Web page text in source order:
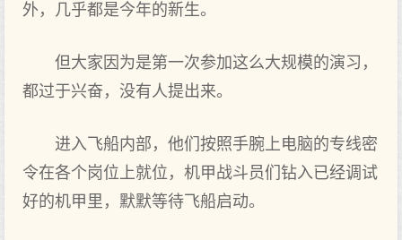
外，几乎都是今年的新生。
但大家因为是第一次参加这么大规模的演习，
都过于兴奋，没有人提出来。
进入飞船内部，他们按照手腕上电脑的专线密
令在各个岗位上就位，机甲战斗员们钻入已经调试
好的机甲里，默默等待飞船启动。